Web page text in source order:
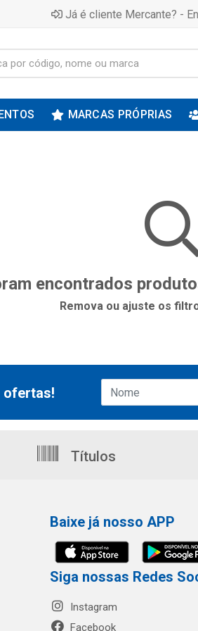
Já é cliente Mercante? -
MARCAS PRÓPRIAS
encontrados
Remova ou ajuste os
ofertas!
Títulos
Baixe já nosso APP
Siga nossas Redes
Instagram
Facebook